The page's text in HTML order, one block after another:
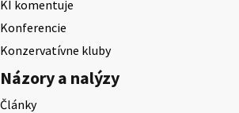
KI komentuje
Konferencie
Konzervatívne kluby
Názory a nalýzy
Články